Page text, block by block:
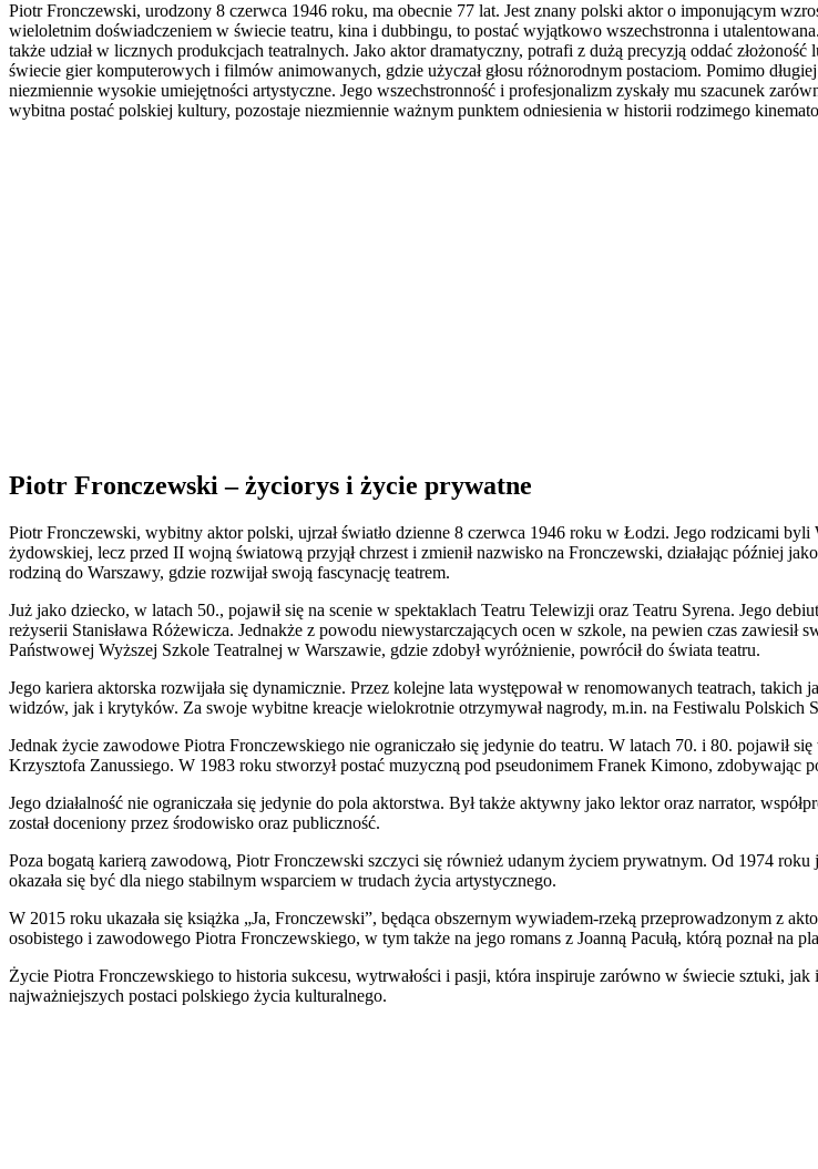
Piotr Fronczewski, urodzony 8 czerwca 1946 roku, ma obecnie 77 lat. Jest znany polski aktor o imponującym
wieloletnim doświadczeniem w świecie teatru, kina i dubbingu, to postać wyjątkowo wszechstronna i
także udział w licznych produkcjach teatralnych. Jako aktor dramatyczny, potrafi z dużą precyzją oddać
świecie gier komputerowych i filmów animowanych, gdzie użyczał głosu różnorodnym postaciom. Pomimo
niezmiennie wysokie umiejętności artystyczne. Jego wszechstronność i profesjonalizm zyskały mu szacunek
wybitna postać polskiej kultury, pozostaje niezmiennie ważnym punktem odniesienia w historii rodzimego
Piotr Fronczewski – życiorys i życie prywatne
Piotr Fronczewski, wybitny aktor polski, ujrzał światło dzienne 8 czerwca 1946 roku w Łodzi. Jego rodzicami
żydowskiej, lecz przed II wojną światową przyjął chrzest i zmienił nazwisko na Fronczewski, działając później
rodziną do Warszawy, gdzie rozwijał swoją fascynację teatrem.
Już jako dziecko, w latach 50., pojawił się na scenie w spektaklach Teatru Telewizji oraz Teatru Syrena. Jego
reżyserii Stanisława Różewicza. Jednakże z powodu niewystarczających ocen w szkole, na pewien czas
Państwowej Wyższej Szkole Teatralnej w Warszawie, gdzie zdobył wyróżnienie, powrócił do świata teatru.
Jego kariera aktorska rozwijała się dynamicznie. Przez kolejne lata występował w renomowanych teatrach,
widzów, jak i krytyków. Za swoje wybitne kreacje wielokrotnie otrzymywał nagrody, m.in. na Festiwalu Polskich
Jednak życie zawodowe Piotra Fronczewskiego nie ograniczało się jedynie do teatru. W latach 70. i 80. pojawił
Krzysztofa Zanussiego. W 1983 roku stworzył postać muzyczną pod pseudonimem Franek Kimono, zdobywając
Jego działalność nie ograniczała się jedynie do pola aktorstwa. Był także aktywny jako lektor oraz narrator,
został doceniony przez środowisko oraz publiczność.
Poza bogatą karierą zawodową, Piotr Fronczewski szczyci się również udanym życiem prywatnym. Od 1974
okazała się być dla niego stabilnym wsparciem w trudach życia artystycznego.
W 2015 roku ukazała się książka „Ja, Fronczewski”, będąca obszernym wywiadem-rzeką przeprowadzonym z
osobistego i zawodowego Piotra Fronczewskiego, w tym także na jego romans z Joanną Pacułą, którą poznał na
Życie Piotra Fronczewskiego to historia sukcesu, wytrwałości i pasji, która inspiruje zarówno w świecie sztuki,
najważniejszych postaci polskiego życia kulturalnego.